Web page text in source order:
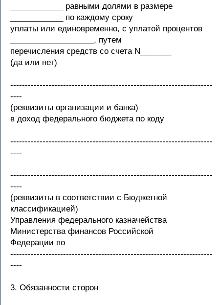
____________ равными долями в размере
____________ по каждому сроку
уплаты или единовременно, с уплатой процентов
___________________, путем
перечисления средств со счета N_______
(да или нет)
---------------------------------------------------------------------
----
(реквизиты организации и банка)
в доход федерального бюджета по коду
---------------------------------------------------------------------
----
---------------------------------------------------------------------
----
(реквизиты в соответствии с Бюджетной
классификацией)
Управления федерального казначейства
Министерства финансов Российской
Федерации по
---------------------------------------------------------------------
----
3. Обязанности сторон